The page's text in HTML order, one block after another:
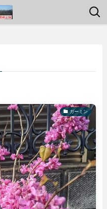
ガーミン